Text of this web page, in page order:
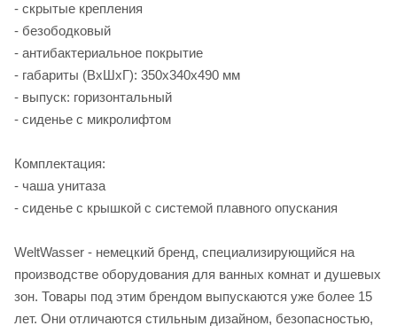
- скрытые крепления
- безободковый
- антибактериальное покрытие
- габариты (ВхШхГ): 350х340х490 мм
- выпуск: горизонтальный
- сиденье с микролифтом
Комплектация:
- чаша унитаза
- сиденье с крышкой c системой плавного опускания
WeltWasser - немецкий бренд, специализирующийся на
производстве оборудования для ванных комнат и душевых
зон. Товары под этим брендом выпускаются уже более 15
лет. Они отличаются стильным дизайном, безопасностью,